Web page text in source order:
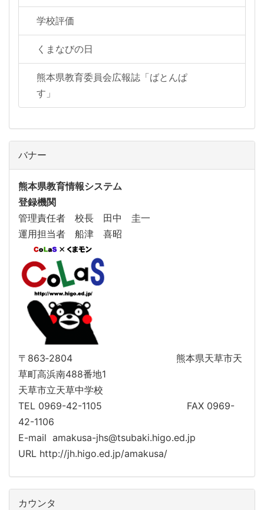
学校評価
くまなびの日
熊本県教育委員会広報誌「ばとんぱ
す」
バナー
熊本県教育情報システム
登録機関
管理責任者 校長 田中 圭一
運用担当者 船津 喜昭
〒863‐2804 熊本県天草市天
草町高浜南488番地1
天草市立天草中学校
TEL 0969-42-1105 FAX 0969-
42-1106
E-mail amakusa-jhs@tsubaki.higo.ed.jp
URL http://jh.higo.ed.jp/amakusa/
カウンタ